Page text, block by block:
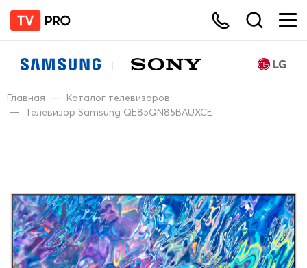
Главная — Каталог телевизоров
— Телевизор Samsung QE85QN85BAUXCE